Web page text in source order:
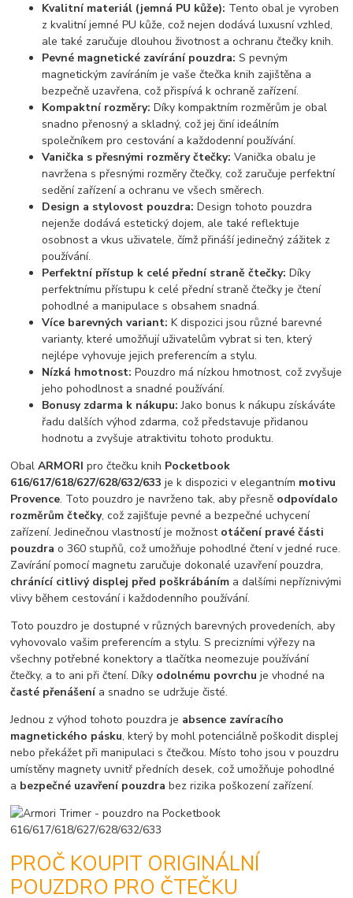
Kvalitní materiál (jemná PU kůže): Tento obal je vyroben
z kvalitní jemné PU kůže, což nejen dodává luxusní vzhled,
ale také zaručuje dlouhou životnost a ochranu čtečky knih.
Pevné magnetické zavírání pouzdra: S pevným
magnetickým zavíráním je vaše čtečka knih zajištěna a
bezpečně uzavřena, což přispívá k ochraně zařízení.
Kompaktní rozměry: Díky kompaktním rozměrům je obal
snadno přenosný a skladný, což jej činí ideálním
společníkem pro cestování a každodenní používání.
Vanička s přesnými rozměry čtečky: Vanička obalu je
navržena s přesnými rozměry čtečky, což zaručuje perfektní
sedění zařízení a ochranu ve všech směrech.
Design a stylovost pouzdra: Design tohoto pouzdra
nejenže dodává estetický dojem, ale také reflektuje
osobnost a vkus uživatele, čímž přináší jedinečný zážitek z
používání.
Perfektní přístup k celé přední straně čtečky: Díky
perfektnímu přístupu k celé přední straně čtečky je čtení
pohodlné a manipulace s obsahem snadná.
Více barevných variant: K dispozici jsou různé barevné
varianty, které umožňují uživatelům vybrat si ten, který
nejlépe vyhovuje jejich preferencím a stylu.
Nízká hmotnost: Pouzdro má nízkou hmotnost, což zvyšuje
jeho pohodlnost a snadné používání.
Bonusy zdarma k nákupu: Jako bonus k nákupu získáváte
řadu dalších výhod zdarma, což představuje přidanou
hodnotu a zvyšuje atraktivitu tohoto produktu.
ObalARMORIpro čtečku knih Pocketbook
616/617/618/627/628/632/633 je k dispozici v elegantním motivu
Provence. Toto pouzdro je navrženo tak, aby přesně odpovídalo
rozměrům čtečky, což zajišťuje pevné a bezpečné uchycení
zařízení. Jedinečnou vlastností je možnost otáčení pravé části
pouzdra o 360 stupňů, což umožňuje pohodlné čtení v jedné ruce.
Zavírání pomocí magnetu zaručuje dokonalé uzavření pouzdra,
chránící citlivý displej před poškrábáním a dalšími nepříznivými
vlivy během cestování i každodenního používání.
Toto pouzdro je dostupné v různých barevných provedeních, aby
vyhovovalo vašim preferencím a stylu. S precizními výřezy na
všechny potřebné konektory a tlačítka neomezuje používání
čtečky, a to ani při čtení. Díky odolnému povrchu je vhodné na
časté přenášenía snadno se udržuje čisté.
Jednou z výhod tohoto pouzdra je absence zavíracího
magnetického pásku, který by mohl potenciálně poškodit displej
nebo překážet při manipulaci s čtečkou. Místo toho jsou v pouzdru
umístěny magnety uvnitř předních desek, což umožňuje pohodlné
a bezpečné uzavření pouzdra bez rizika poškození zařízení.
PROČ KOUPIT ORIGINÁLNÍ
POUZDRO PRO ČTEČKU